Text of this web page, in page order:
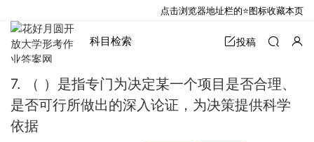
科目检索 投稿
7. （ ）是指专门为决定某一个项目是否合理、
是否可行所做出的深入论证，为决策提供科学
依据
点击浏览器地址栏的⭐图标收藏本页